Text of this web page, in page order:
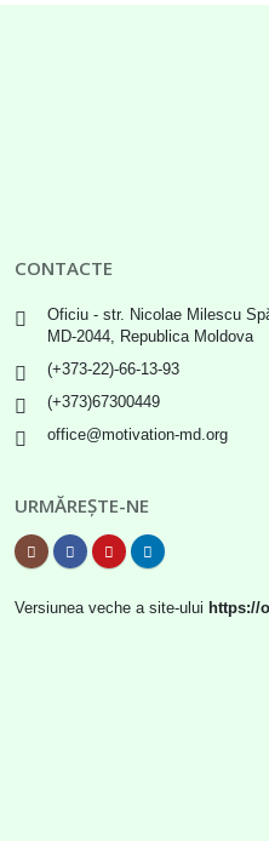
CONTACTE
Oficiu - str. Nicolae Milescu
MD-2044, Republica Moldova
(+373-22)-66-13-93
(+373)67300449
office@motivation-md.org
URMĂREȘTE-NE
Versiunea veche a site-ului https://